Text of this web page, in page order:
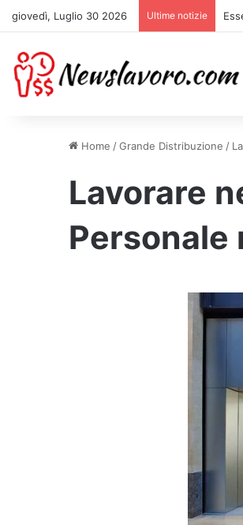
giovedì, Luglio 30 2026 Ultime notizie
Home /Grande Distribuzione /
Lavorare
Personale